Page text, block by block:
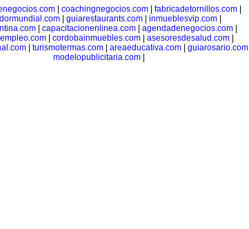
coachingnegocios.com fabricadetornillos.com
| guiarestaurants.com| inmueblesvip.com|
| capacitacionenlinea.com| agendadenegocios.com|
| cordobainmuebles.com| asesoresdesalud.com|
turismotermas.com areaeducativa.com guiarosario.com
modelopublicitaria.com|